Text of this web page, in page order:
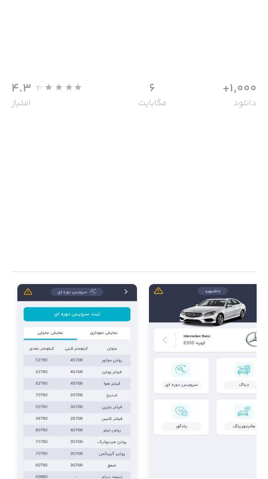
1,000+
دانلود
6
مگابایت
4.3
امتیاز